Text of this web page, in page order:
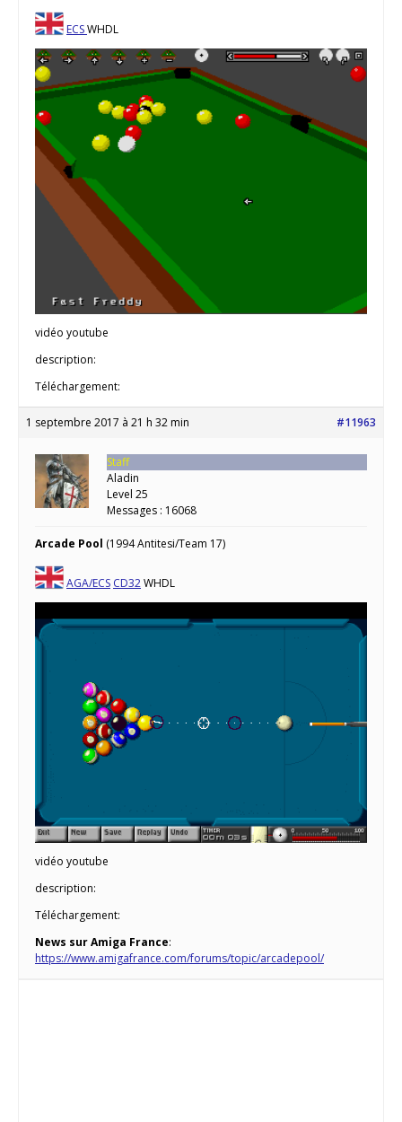
ECSWHDL
vidéo youtube
description:
Téléchargement:
1 septembre 2017 à 21 h 32 min #11963
Staff
Aladin
Level 25
Messages : 16068
Arcade Pool (1994 Antitesi/Team 17)
AGA/ECS CD32WHDL
vidéo youtube
description:
Téléchargement:
News sur Amiga France:
https://www.amigafrance.com/forums/topic/arcadepool/